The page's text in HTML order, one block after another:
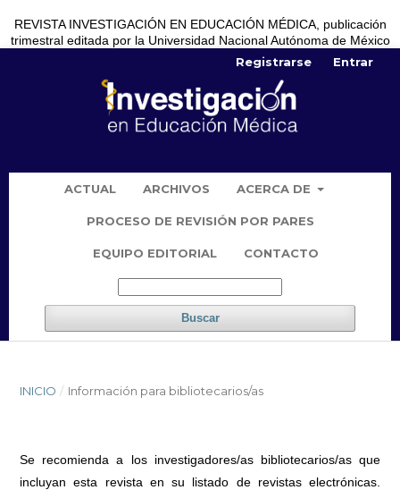
REVISTA INVESTIGACIÓN EN EDUCACIÓN MÉDICA, publicación
trimestral editada por la Universidad Nacional Autónoma de México
ACTUAL ARCHIVOS ACERCA DE
PROCESO DE REVISIÓN POR PARES
EQUIPO EDITORIAL CONTACTO
Buscar
Registrarse Entrar
INICIO / Información para bibliotecarios/as
Se recomienda a los investigadores/as bibliotecarios/as que
incluyan esta revista en su listado de revistas electrónicas.